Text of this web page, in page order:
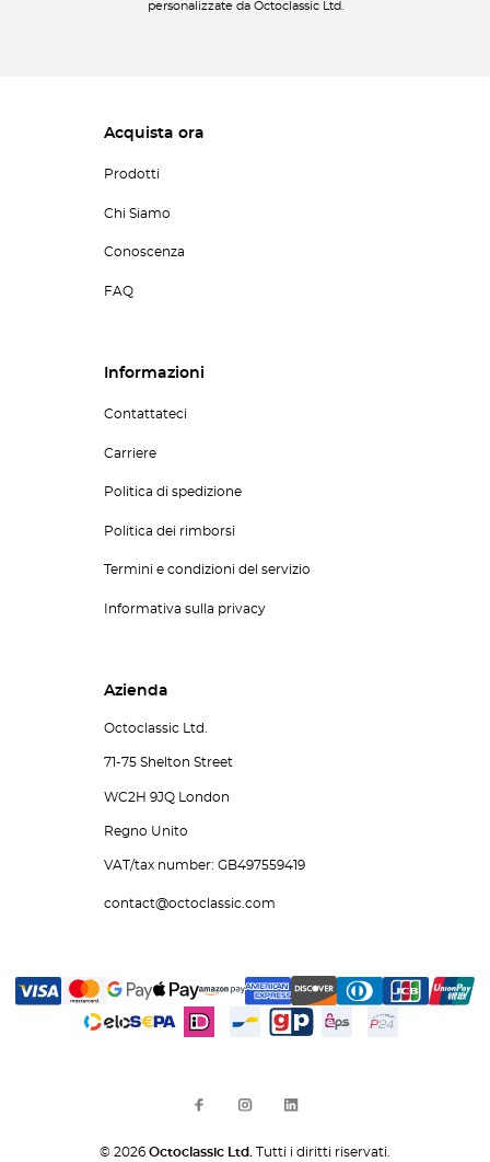
personalizzate da Octoclassic Ltd.
Acquista ora
Prodotti
Chi Siamo
Conoscenza
FAQ
Informazioni
Contattateci
Carriere
Politica di spedizione
Politica dei rimborsi
Termini e condizioni del servizio
Informativa sulla privacy
Azienda
Octoclassic Ltd.
71-75 Shelton Street
WC2H 9JQ London
Regno Unito
VAT/tax number: GB497559419
contact@octoclassic.com
© 2026 Octoclassic Ltd. Tutti i diritti riservati.